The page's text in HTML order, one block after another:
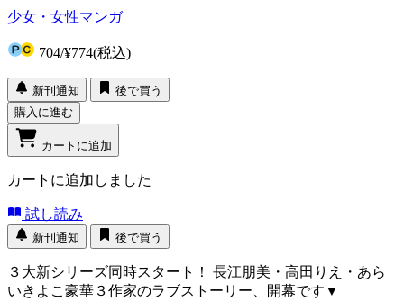
少女・女性マンガ
704/¥774(税込)
新刊通知
後で買う
購入に進む
カートに追加
カートに追加しました
試し読み
新刊通知 後で買う
３大新シリーズ同時スタート！ 長江朋美・高田りえ・あら
いきよこ豪華３作家のラブストーリー、開幕です▼